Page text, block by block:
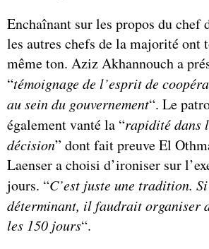
Enchaînant sur les propos du chef
les autres chefs de la majorité ont
même ton. Aziz Akhannouch a
“témoignage de l’esprit de
au sein du gouvernement“. Le
également vanté la “rapidité dans
décision” dont fait preuve El
Laenser a choisi d’ironiser sur
jours. “C’est juste une tradition.
déterminant, il faudrait organiser
les 150 jours“.